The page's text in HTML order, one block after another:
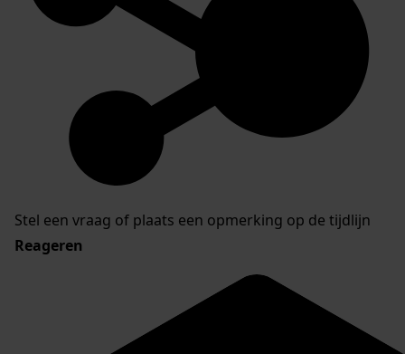
Stel een vraag of plaats een opmerking op de tijdlijn
Reageren